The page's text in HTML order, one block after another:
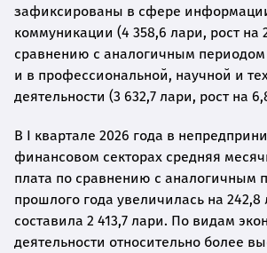
зафиксированы в сфере
коммуникации (4 358,6 лари, рост на
сравнению с аналогичным
и в профессиональной, научной и
деятельности (3 632,7 лари, рост на
В I квартале 2026 года в
финансовом секторах средняя
плата по сравнению с аналогичным
прошлого года увеличилась на 242,8
составила 2 413,7 лари. По видам
деятельности относительно более